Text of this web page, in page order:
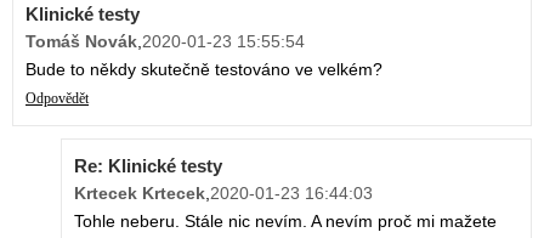
Klinické testy
Tomáš Novák 2020-01-23 15:55:54
Bude to někdy skutečně testováno ve velkém?
Odpovědět
Re: Klinické testy
Krtecek Krtecek 2020-01-23 16:44:03
Tohle neberu. Stále nic nevím. A nevím proč mi mažete